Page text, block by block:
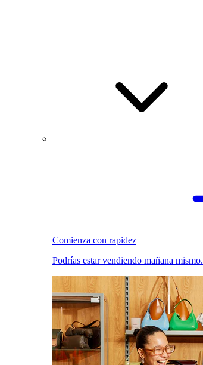
Comienza con rapidez
Podrías estar vendiendo mañana mismo.